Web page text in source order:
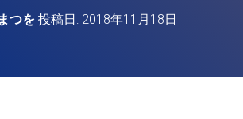
まつを 投稿日: 2018年11月18日